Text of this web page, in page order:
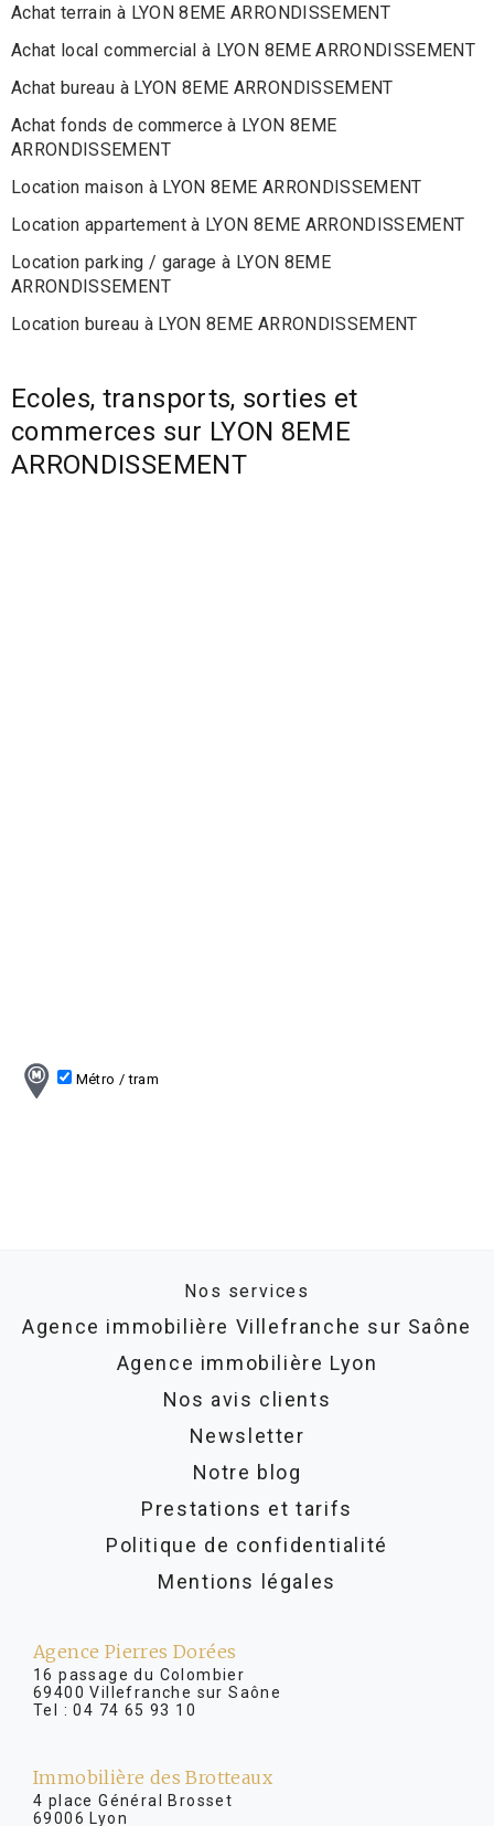
Achat terrain à LYON 8EME ARRONDISSEMENT
Achat local commercial à LYON 8EME ARRONDISSEMENT
Achat bureau à LYON 8EME ARRONDISSEMENT
Achat fonds de commerce à LYON 8EME
ARRONDISSEMENT
Location maison à LYON 8EME ARRONDISSEMENT
Location appartement à LYON 8EME ARRONDISSEMENT
Location parking / garage à LYON 8EME
ARRONDISSEMENT
Location bureau à LYON 8EME ARRONDISSEMENT
Ecoles, transports, sorties et
commerces sur LYON 8EME
ARRONDISSEMENT
Métro / tram
Nos services
Agence immobilière Villefranche sur Saône
Agence immobilière Lyon
Nos avis clients
Newsletter
Notre blog
Prestations et tarifs
Politique de confidentialité
Mentions légales
Agence Pierres Dorées
16 passage du Colombier
69400 Villefranche sur Saône
Tel :04 74 65 93 10
Immobilière des Brotteaux
4 place Général Brosset
69006 Lyon